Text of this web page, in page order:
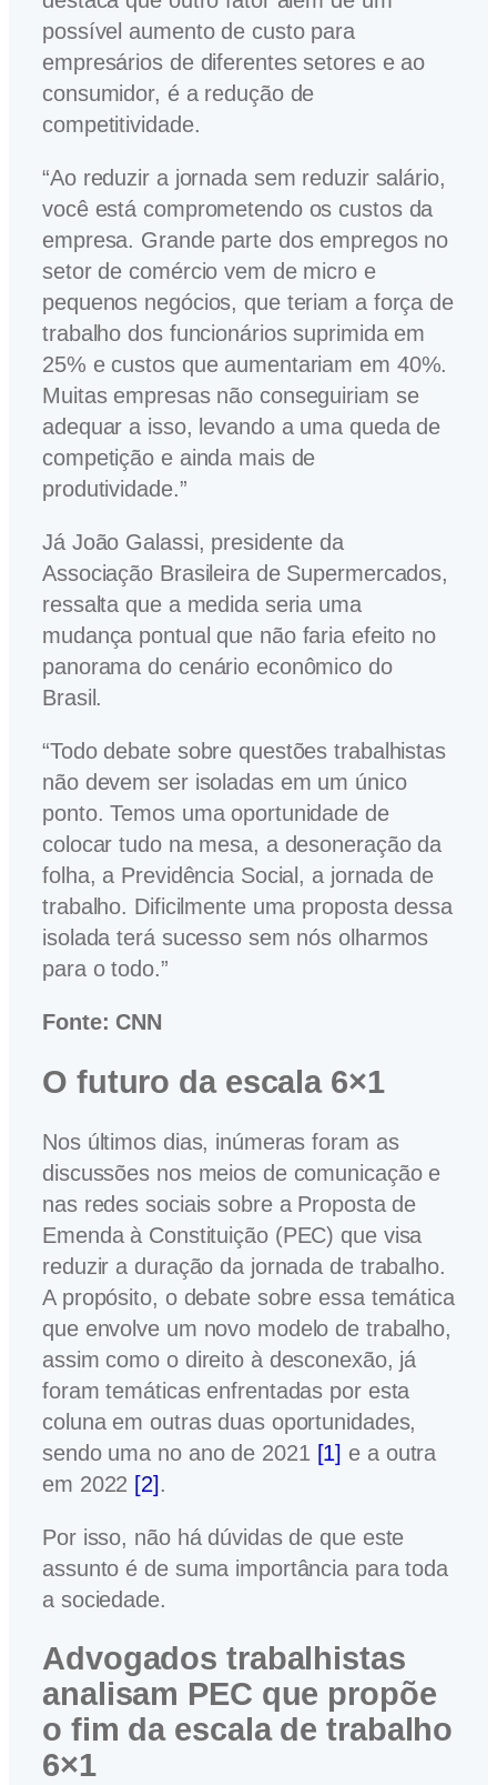
possível aumento de custo para
empresários de diferentes setores e ao
consumidor, é a redução de
competitividade.
“Ao reduzir a jornada sem reduzir salário,
você está comprometendo os custos da
empresa. Grande parte dos empregos no
setor de comércio vem de micro e
pequenos negócios, que teriam a força de
trabalho dos funcionários suprimida em
25% e custos que aumentariam em 40%.
Muitas empresas não conseguiriam se
adequar a isso, levando a uma queda de
competição e ainda mais de
produtividade.”
Já João Galassi, presidente da
Associação Brasileira de Supermercados,
ressalta que a medida seria uma
mudança pontual que não faria efeito no
panorama do cenário econômico do
Brasil.
“Todo debate sobre questões trabalhistas
não devem ser isoladas em um único
ponto. Temos uma oportunidade de
colocar tudo na mesa, a desoneração da
folha, a Previdência Social, a jornada de
trabalho. Dificilmente uma proposta dessa
isolada terá sucesso sem nós olharmos
para o todo.”
Fonte: CNN
O futuro da escala 6×1
Nos últimos dias, inúmeras foram as
discussões nos meios de comunicação e
nas redes sociais sobre a Proposta de
Emenda à Constituição (PEC) que visa
reduzir a duração da jornada de trabalho.
A propósito, o debate sobre essa temática
que envolve um novo modelo de trabalho,
assim como o direito à desconexão, já
foram temáticas enfrentadas por esta
coluna em outras duas oportunidades,
sendo uma no ano de 2021 [1] e a outra
em 2022 [2].
Por isso, não há dúvidas de que este
assunto é de suma importância para toda
a sociedade.
Advogados trabalhistas
analisam PEC que propõe
o fim da escala de trabalho
6×1